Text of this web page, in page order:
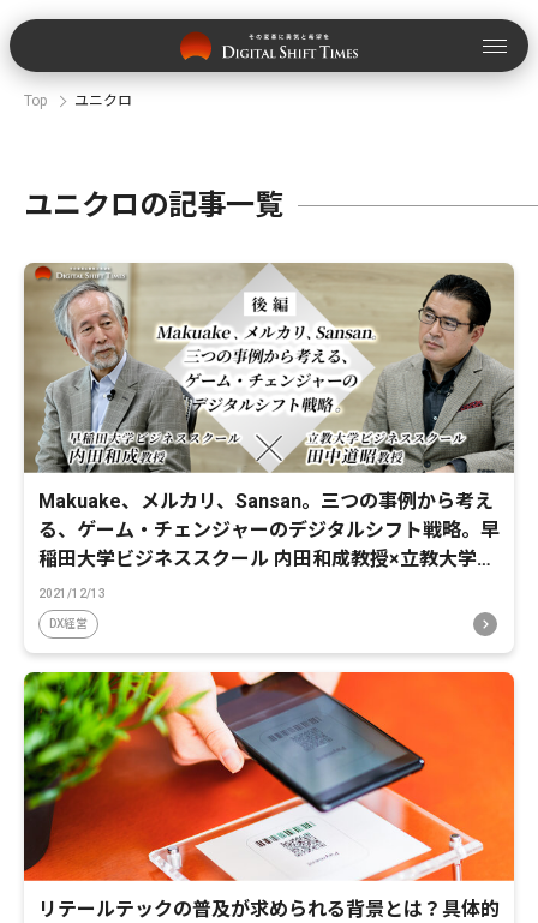
Top ユニクロ
ユニクロの記事一覧
Makuake、メルカリ、Sansan。三つの事例から考え
る、ゲーム・チェンジャーのデジタルシフト戦略。早
稲田大学ビジネススクール 内田和成教授×立教大学ビ
ジネススクール 田中道昭教授 後編
2021/12/13
DX経営
リテールテックの普及が求められる背景とは？具体的